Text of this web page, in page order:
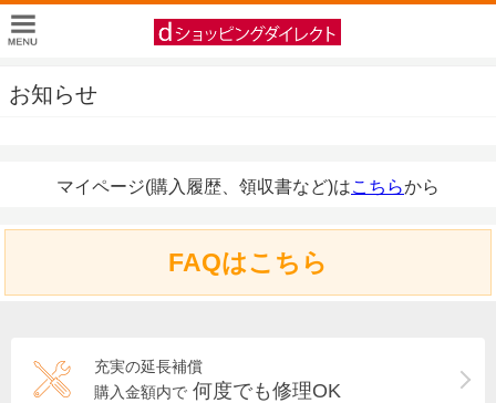
お知らせ
マイページ(購入履歴、領収書など)はこちらから
FAQはこちら
充実の延長補償
購入金額内で 何度でも修理OK